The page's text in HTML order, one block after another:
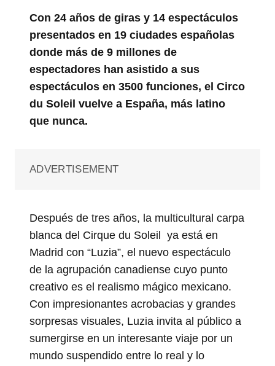
Con 24 años de giras y 14 espectáculos
presentados en 19 ciudades españolas
donde más de 9 millones de
espectadores han asistido a sus
espectáculos en 3500 funciones, el Circo
du Soleil vuelve a España, más latino
que nunca.
ADVERTISEMENT
Después de tres años, la multicultural carpa
blanca del Cirque du Soleil ya está en
Madrid con “Luzia”, el nuevo espectáculo
de la agrupación canadiense cuyo punto
creativo es el realismo mágico mexicano.
Con impresionantes acrobacias y grandes
sorpresas visuales, Luzia invita al público a
sumergirse en un interesante viaje por un
mundo suspendido entre lo real y lo